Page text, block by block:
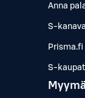
Anna
S-
Prisma.fi
S-